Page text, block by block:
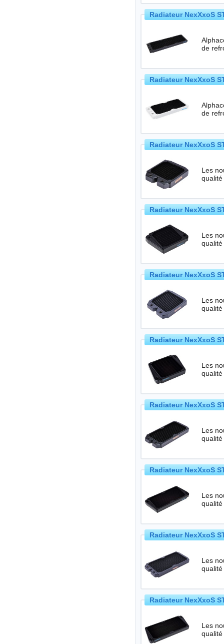
Radiateur NexXxoS
de
Radiateur NexXxoS
de
Radiateur NexXxoS
Les
Radiateur NexXxoS
Les
Radiateur NexXxoS
Les
Radiateur NexXxoS
Les
Radiateur NexXxoS
Les
Radiateur NexXxoS
Les
Radiateur NexXxoS
Les
Radiateur NexXxoS
Les